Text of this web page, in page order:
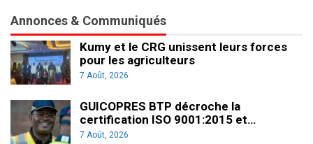
Annonces & Communiqués
Kumy et le CRG unissent leurs forces
pour les agriculteurs
7 Août, 2026
GUICOPRES BTP décroche la
certification ISO 9001:2015 et…
7 Août, 2026